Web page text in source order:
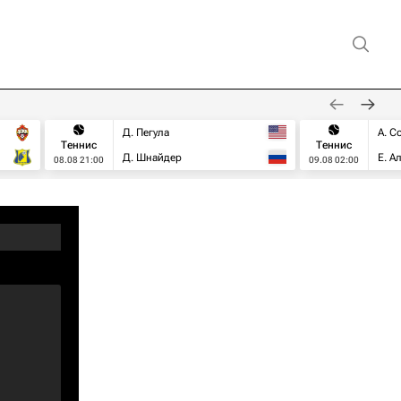
Теннис
08.08 21:00
Д. Пегула
Д. Шнайдер
Теннис
09.08 02:00
А.
Е.